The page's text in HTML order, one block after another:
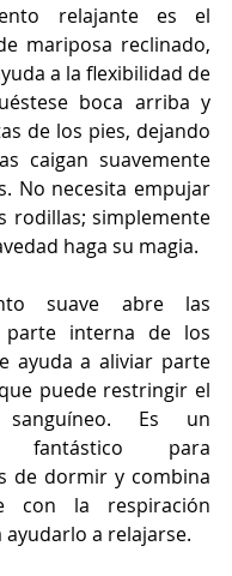
relajante es el
mariposa reclinado,
a la flexibilidad de
boca arriba y
de los pies, dejando
caigan suavemente
No necesita empujar
rodillas; simplemente
haga su magia.
suave abre las
interna de los
ayuda a aliviar parte
puede restringir el
Es un
fantástico para
de dormir y combina
con la respiración
a relajarse.